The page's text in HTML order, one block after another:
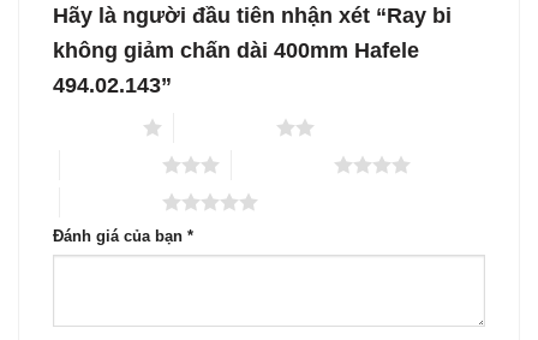
Hãy là người đầu tiên nhận xét “Ray bi
không giảm chấn dài 400mm Hafele
494.02.143”
Đánh giá của bạn *